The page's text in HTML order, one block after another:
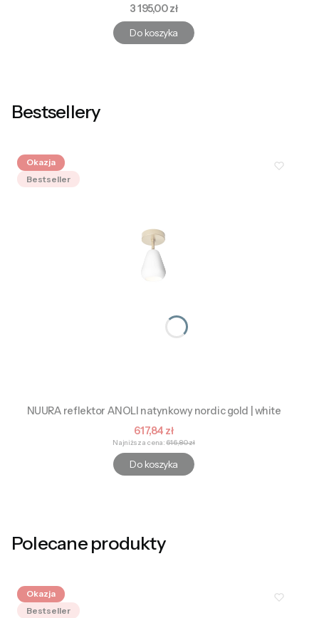
Cena
3 195,00 zł
Do koszyka
Bestsellery
Okazja
Bestseller
NUURA reflektor ANOLI natynkowy nordic gold | white
Cena promocyjna
617,84 zł
Najniższa cena: 616,80 zł
Do koszyka
Polecane produkty
Okazja
Bestseller